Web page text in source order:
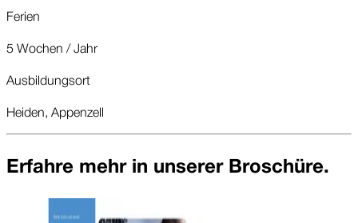
Ferien
5 Wochen / Jahr
Ausbildungsort
Heiden, Appenzell
Erfahre mehr in unserer Broschüre.